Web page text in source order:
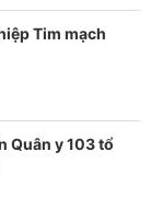
Tim mạch
Quân y 103 tổ